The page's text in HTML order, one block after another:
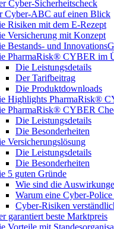
Cyber-Sicher­heits­check
Cyber-ABC auf einen Blick
Risiken mit dem E-Rezept
Versicherung mit Konzept
Bestands- und
PharmaRisk® CYBER im
Die Leistungsdetails
Der Tarifbeitrag
Die Produktdownloads
Highlights PharmaRisk®
PharmaRisk® CYBER
Die Leistungsdetails
Die Besonderheiten
Versicherungslösung
Die Leistungsdetails
Die Besonderheiten
5 guten Gründe
Wie sind die
Warum eine Cyber-
Cyber-Risiken
garantiert beste Marktpreis
Vorteile mit